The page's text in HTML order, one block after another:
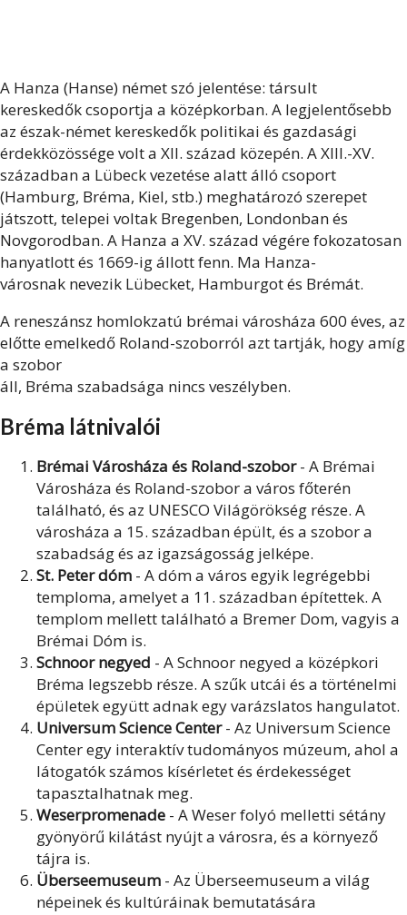
A Hanza (Hanse) német szó jelentése: társult
kereskedők csoportja a középkorban. A legjelentősebb
az észak-német kereskedők politikai és gazdasági
érdekközössége volt a XII. század közepén. A XIII.-XV.
században a Lübeck vezetése alatt álló csoport
(Hamburg, Bréma, Kiel, stb.) meghatározó szerepet
játszott, telepei voltak Bregenben, Londonban és
Novgorodban. A Hanza a XV. század végére fokozatosan
hanyatlott és 1669-ig állott fenn. Ma Hanza-
városnak nevezik Lübecket, Hamburgot és Brémát.
A reneszánsz homlokzatú brémai városháza 600 éves, az
előtte emelkedő Roland-szoborról azt tartják, hogy amíg
a szobor
áll, Bréma szabadsága nincs veszélyben.
Bréma látnivalói
Brémai Városháza és Roland-szobor- A Brémai
Városháza és Roland-szobor a város főterén
található, és az UNESCO Világörökség része. A
városháza a 15. században épült, és a szobor a
szabadság és az igazságosság jelképe.
St. Peter dóm - A dóm a város egyik legrégebbi
temploma, amelyet a 11. században építettek. A
templom mellett található a Bremer Dom, vagyis a
Brémai Dóm is.
Schnoor negyed - A Schnoor negyed a középkori
Bréma legszebb része. A szűk utcái és a történelmi
épületek együtt adnak egy varázslatos hangulatot.
Universum Science Center- Az Universum Science
Center egy interaktív tudományos múzeum, ahol a
látogatók számos kísérletet és érdekességet
tapasztalhatnak meg.
Weserpromenade - A Weser folyó melletti sétány
gyönyörű kilátást nyújt a városra, és a környező
tájra is.
Überseemuseum - Az Überseemuseum a világ
népeinek és kultúráinak bemutatására